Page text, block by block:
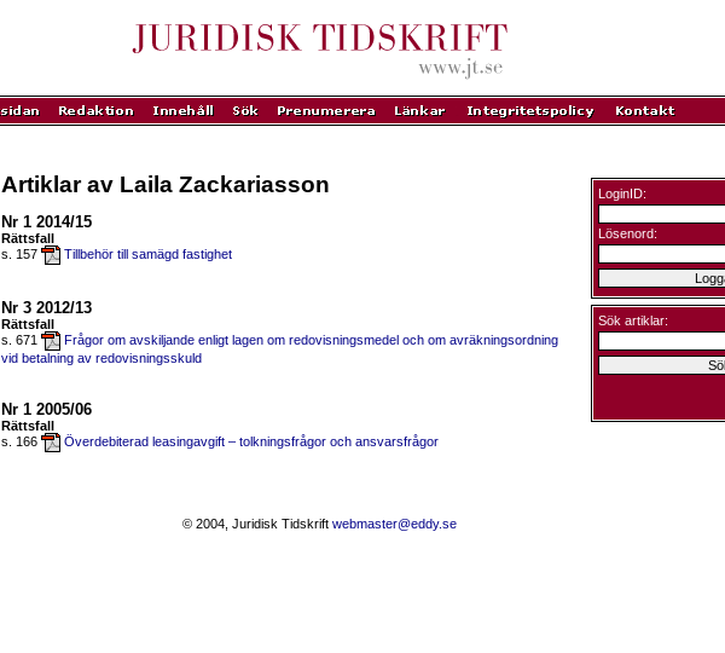
LoginID:
Lösenord:
Sök artiklar:
Artiklar av Laila Zackariasson
Nr 1 2014/15
Rättsfall
s. 157
Tillbehör till samägd fastighet
Nr 3 2012/13
Rättsfall
s. 671
Frågor om avskiljande enligt lagen om redovisningsmedel och om avräkningsordning
vid betalning av redovisningsskuld
Nr 1 2005/06
Rättsfall
s. 166
Överdebiterad leasingavgift – tolkningsfrågor och ansvarsfrågor
© 2004, Juridisk Tidskrift webmaster@eddy.se